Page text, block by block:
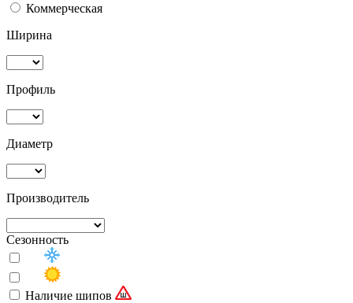
Коммерческая
Ширина
Профиль
Диаметр
Производитель
Сезонность
Наличие шипов